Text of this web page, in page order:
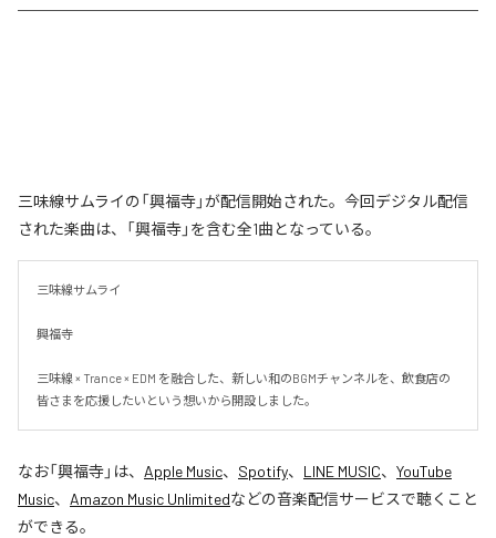
三味線サムライの「興福寺」が配信開始された。今回デジタル配信
された楽曲は、「興福寺」を含む全1曲となっている。
三味線サムライ
興福寺
三味線 × Trance × EDM を融合した、新しい和のBGMチャンネルを、飲食店の
皆さまを応援したいという想いから開設しました。
なお「興福寺」は、 Apple Music、 Spotify、 LINE MUSIC、 YouTube
Music、 Amazon Music Unlimitedなどの音楽配信サービスで聴くこと
ができる。